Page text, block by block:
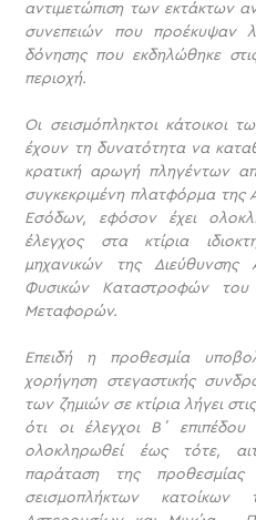
αντιμετώπιση των εκτάκτων
συνεπειών που προέκυψαν
δόνησης που εκδηλώθηκε
περιοχή.
Οι σεισμόπληκτοι κάτοικοι
έχουν τη δυνατότητα να
κρατική αρωγή πληγέντων
συγκεκριμένη πλατφόρμα της
Εσόδων, εφόσον έχει
έλεγχος στα κτίρια
μηχανικών της Διεύθυνσης
Φυσικών Καταστροφών του
Μεταφορών.
Επειδή η προθεσμία
χορήγηση στεγαστικής
των ζημιών σε κτίρια λήγει
ότι οι έλεγχοι Β΄
ολοκληρωθεί έως τότε,
παράταση της
σεισμοπλήκτων